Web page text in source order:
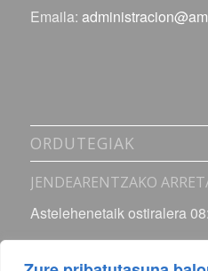
Emaila:
ORDUTEGIAK
JENDEARENTZAKO
Astelehenetaik ostiralera